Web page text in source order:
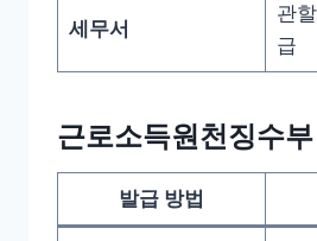
세무서
관
급
근로소득원천징수부
발급 방법